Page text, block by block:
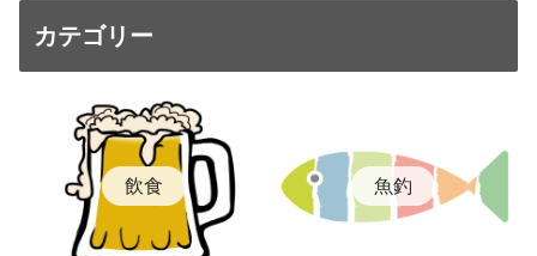
カテゴリー
飲食 魚釣